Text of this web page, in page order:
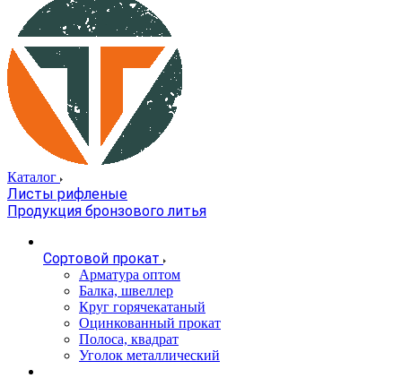
Каталог
Листы рифленые
Продукция бронзового литья
Сортовой прокат
Арматура оптом
Балка, швеллер
Круг горячекатаный
Оцинкованный прокат
Полоса, квадрат
Уголок металлический